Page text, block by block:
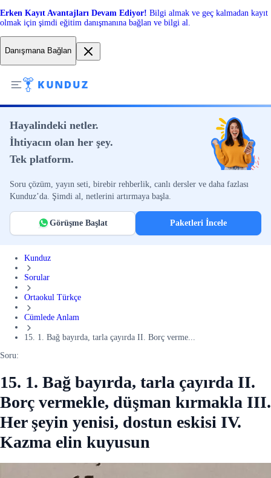
Erken Kayıt Avantajları Devam Ediyor! Bilgi almak ve geç kalmadan kayıt
olmak için şimdi eğitim danışmanına bağlan ve bilgi al.
Danışmana Bağlan
Hayalindeki netler.
İhtiyacın olan her şey.
Tek platform.
Soru çözüm, yayın seti, birebir rehberlik, canlı dersler ve daha fazlası
Kunduz’da. Şimdi al, netlerini artırmaya başla.
Görüşme Başlat Paketleri İncele
Kunduz
Sorular
Ortaokul Türkçe
Cümlede Anlam
15. 1. Bağ bayırda, tarla çayırda II. Borç verme...
Soru:
15. 1. Bağ bayırda, tarla çayırda II.
Borç vermekle, düşman kırmakla III.
Her şeyin yenisi, dostun eskisi IV.
Kazma elin kuyusun